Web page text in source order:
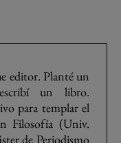
editor. Planté un
un libro.
para templar el
Filosofía (Univ.
de Periodismo